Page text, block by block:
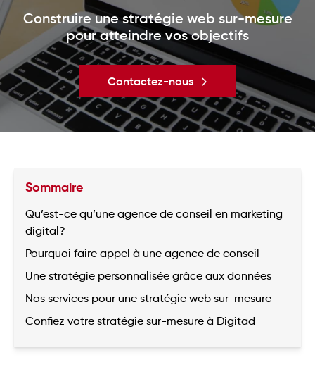
Construire une stratégie web sur-mesure
pour atteindre vos objectifs
Contactez-nous
Sommaire
Qu’est-ce qu’une agence de conseil en marketing
digital?
Pourquoi faire appel à une agence de conseil
Une stratégie personnalisée grâce aux données
Nos services pour une stratégie web sur-mesure
Confiez votre stratégie sur-mesure à Digitad